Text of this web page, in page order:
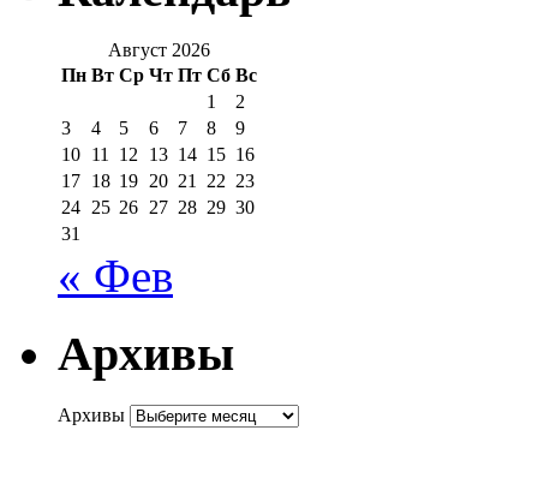
Август 2026
Пн Вт Ср Чт Пт Сб Вс
1
2
3
4 5 6 7 8
9
10 11 12 13 14 15 16
17 18 19 20 21 22 23
24 25 26 27 28 29 30
31
« Фев
Архивы
Архивы